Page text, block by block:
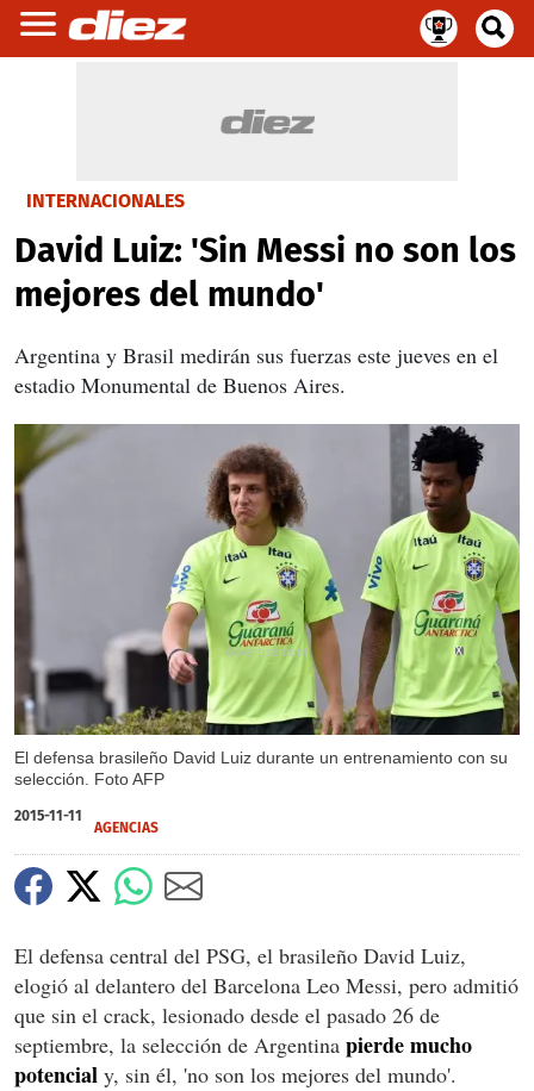
INTERNACIONALES
David Luiz: 'Sin Messi no son los
mejores del mundo'
Argentina y Brasil medirán sus fuerzas este jueves en el
estadio Monumental de Buenos Aires.
El defensa brasileño David Luiz durante un entrenamiento con su
selección. Foto AFP
X
2015-11-11
AGENCIAS
El defensa central del PSG, el brasileño David Luiz,
elogió al delantero del Barcelona Leo Messi, pero admitió
que sin el crack, lesionado desde el pasado 26 de
septiembre, la selección de Argentina pierde mucho
potencial y, sin él, 'no son los mejores del mundo'.